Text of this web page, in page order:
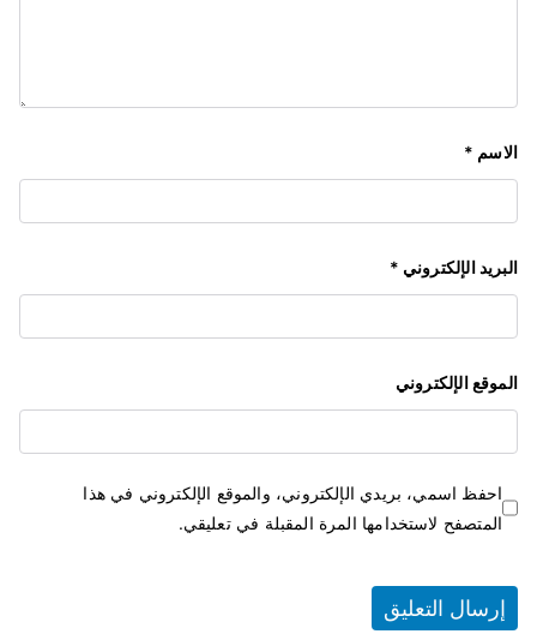
الاسم *
البريد الإلكتروني *
الموقع الإلكتروني
احفظ اسمي، بريدي الإلكتروني، والموقع الإلكتروني في هذا
المتصفح لاستخدامها المرة المقبلة في تعليقي.